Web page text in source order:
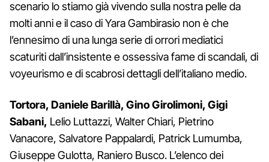
scenario lo stiamo già vivendo sulla nostra pelle da
molti anni e il caso di Yara Gambirasio non è che
l’ennesimo di una lunga serie di orrori mediatici
scaturiti dall’insistente e ossessiva fame di scandali, di
voyeurismo e di scabrosi dettagli dell’italiano medio.
Tortora, Daniele Barillà, Gino Girolimoni, Gigi
Sabani, Lelio Luttazzi, Walter Chiari, Pietrino
Vanacore, Salvatore Pappalardi, Patrick Lumumba,
Giuseppe Gulotta, Raniero Busco. L’elenco dei